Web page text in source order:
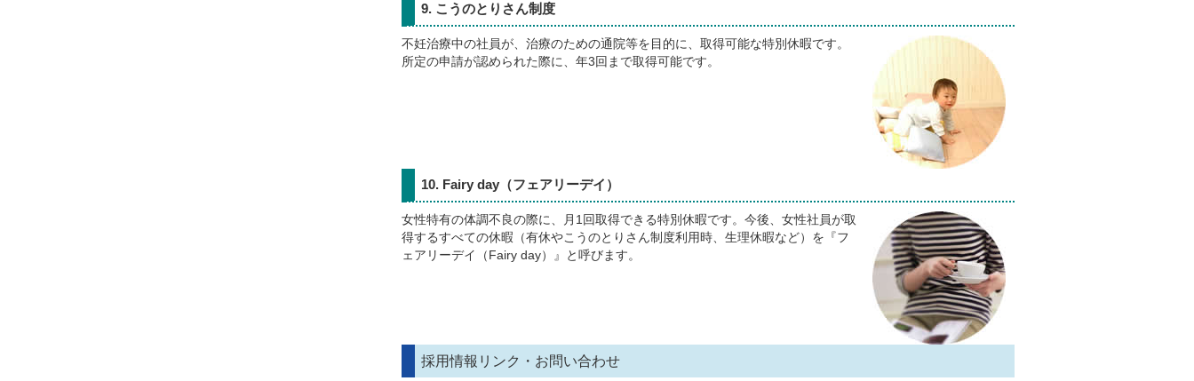
9. こうのとりさん制度
不妊治療中の社員が、治療のための通院等を目的に、取得可能な特別休暇です。
所定の申請が認められた際に、年3回まで取得可能です。
10. Fairy day（フェアリーデイ）
女性特有の体調不良の際に、月1回取得できる特別休暇です。今後、女性社員が取
得するすべての休暇（有休やこうのとりさん制度利用時、生理休暇など）を『フ
ェアリーデイ（Fairy day）』と呼びます。
採用情報リンク・お問い合わせ